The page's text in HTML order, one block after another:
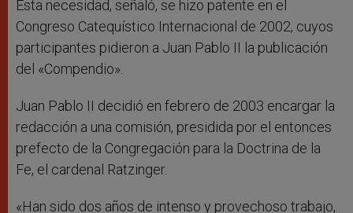
Esta necesidad, señaló, se hizo patente en el
Congreso Catequístico Internacional de 2002, cuyos
participantes pidieron a Juan Pablo II la publicación
del «Compendio».
Juan Pablo II decidió en febrero de 2003 encargar la
redacción a una comisión, presidida por el entonces
prefecto de la Congregación para la Doctrina de la
Fe, el cardenal Ratzinger.
«Han sido dos años de intenso y provechoso trabajo,